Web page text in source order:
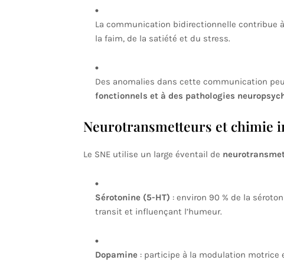
La communication bidirectionnelle contribue à
la faim, de la satiété et du stress.
Des anomalies dans cette communication
fonctionnels et à des pathologies
Neurotransmetteurs et chimie
Le SNE utilise un large éventail de
Sérotonine (5-HT) : environ 90 % de la
transit et influençant l’humeur.
Dopamine: participe à la modulation motrice